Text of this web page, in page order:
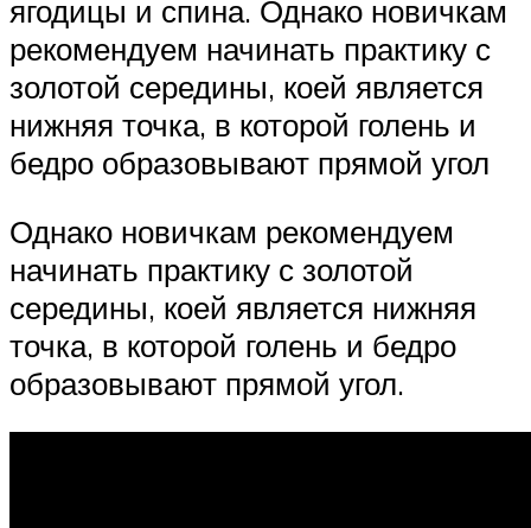
ягодицы и спина. Однако новичкам
рекомендуем начинать практику с
золотой середины, коей является
нижняя точка, в которой голень и
бедро образовывают прямой угол
Однако новичкам рекомендуем
начинать практику с золотой
середины, коей является нижняя
точка, в которой голень и бедро
образовывают прямой угол.